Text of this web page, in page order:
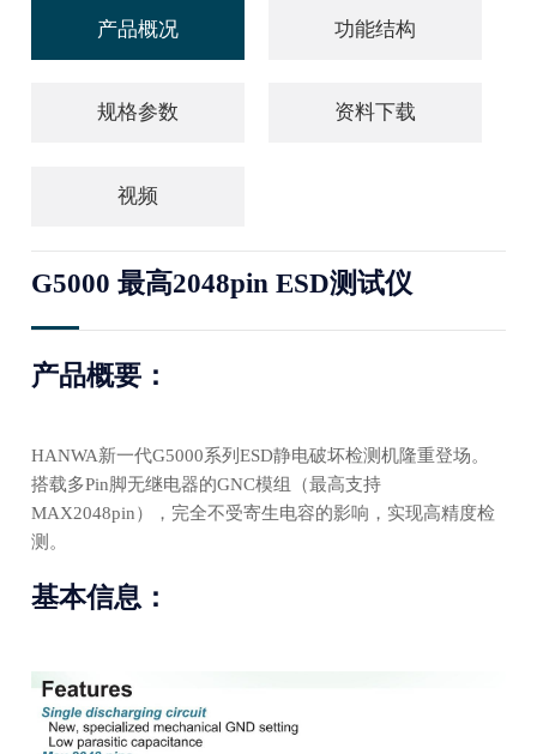
产品概况 功能结构
规格参数 资料下载
视频
G5000 最高2048pin ESD测试仪
产品概要：
HANWA新一代G5000系列ESD静电破坏检测机隆重登场。
搭载多Pin脚无继电器的GNC模组（最高支持
MAX2048pin），完全不受寄生电容的影响，实现高精度检
测。
基本信息：